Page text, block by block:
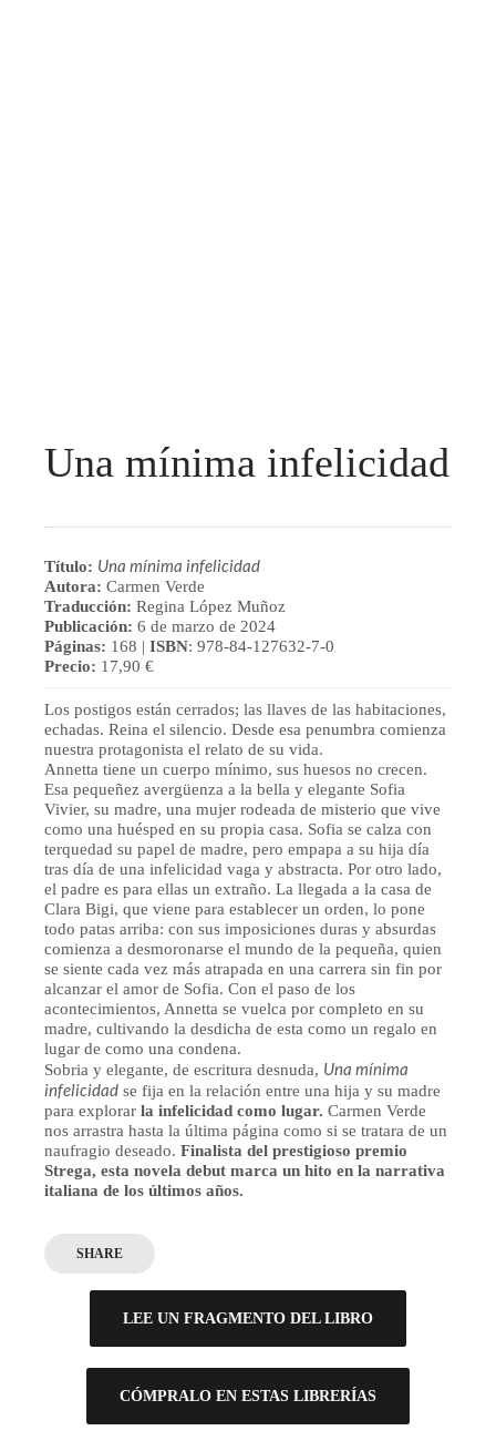
Una mínima infelicidad
Título: Una mínima infelicidad
Autora: Carmen Verde
Traducción: Regina López Muñoz
Publicación: 6 de marzo de 2024
Páginas: 168 | ISBN: 978-84-127632-7-0
Precio: 17,90 €
Los postigos están cerrados; las llaves de las habitaciones,
echadas. Reina el silencio. Desde esa penumbra comienza
nuestra protagonista el relato de su vida.
Annetta tiene un cuerpo mínimo, sus huesos no crecen.
Esa pequeñez avergüenza a la bella y elegante Sofia
Vivier, su madre, una mujer rodeada de misterio que vive
como una huésped en su propia casa. Sofia se calza con
terquedad su papel de madre, pero empapa a su hija día
tras día de una infelicidad vaga y abstracta. Por otro lado,
el padre es para ellas un extraño. La llegada a la casa de
Clara Bigi, que viene para establecer un orden, lo pone
todo patas arriba: con sus imposiciones duras y absurdas
comienza a desmoronarse el mundo de la pequeña, quien
se siente cada vez más atrapada en una carrera sin fin por
alcanzar el amor de Sofia. Con el paso de los
acontecimientos, Annetta se vuelca por completo en su
madre, cultivando la desdicha de esta como un regalo en
lugar de como una condena.
Sobria y elegante, de escritura desnuda, Una mínima
infelicidad se fija en la relación entre una hija y su madre
para explorar la infelicidad como lugar. Carmen Verde
nos arrastra hasta la última página como si se tratara de un
naufragio deseado. Finalista del prestigioso premio
Strega, esta novela debut marca un hito en la narrativa
italiana de los últimos años.
SHARE
LEE UN FRAGMENTO DEL LIBRO
CÓMPRALO EN ESTAS LIBRERÍAS